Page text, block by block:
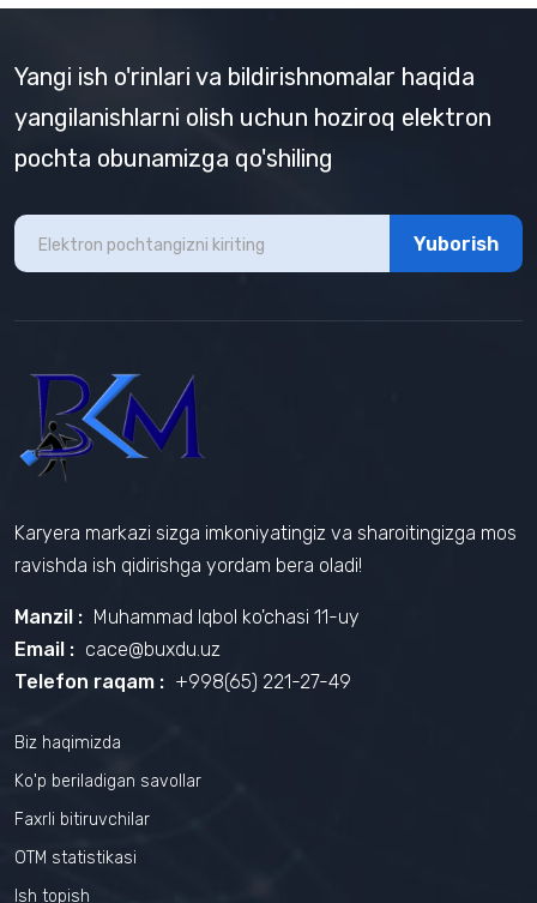
Yangi ish o'rinlari va bildirishnomalar haqida
yangilanishlarni olish uchun hoziroq elektron
pochta obunamizga qo'shiling
Yuborish
Karyera markazi sizga imkoniyatingiz va sharoitingizga mos
ravishda ish qidirishga yordam bera oladi!
Manzil : Muhammad Iqbol ko'chasi 11-uy
Email : cace@buxdu.uz
Telefon raqam : +998(65) 221-27-49
Biz haqimizda
Ko'p beriladigan savollar
Faxrli bitiruvchilar
OTM statistikasi
Ish topish